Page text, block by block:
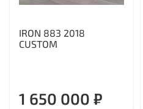
IRON 883 2018
CUSTOM
1 650 000 ₽